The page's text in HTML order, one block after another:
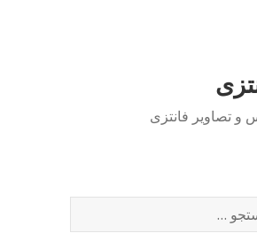
و تصاویر فانتزی